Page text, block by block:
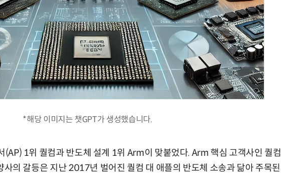
*해당 이미지는 챗GPT가 생성했습니다.
(AP) 1위 퀄컴과 반도체 설계 1위 Arm이 맞붙었다. Arm 핵심 고객사인 퀄컴
사의 갈등은 지난 2017년 벌어진 퀄컴 대 애플의 반도체 소송과 닮아 주목된